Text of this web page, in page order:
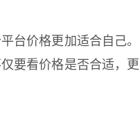
价格更加适合自己。
要看价格是否合适，更